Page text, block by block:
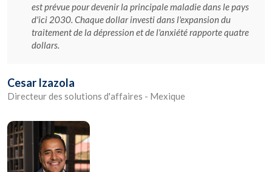
est prévue pour devenir la principale maladie dans le pays
d'ici 2030. Chaque dollar investi dans l'expansion du
traitement de la dépression et de l'anxiété rapporte quatre
dollars.
Cesar Izazola
Directeur des solutions d'affaires - Mexique